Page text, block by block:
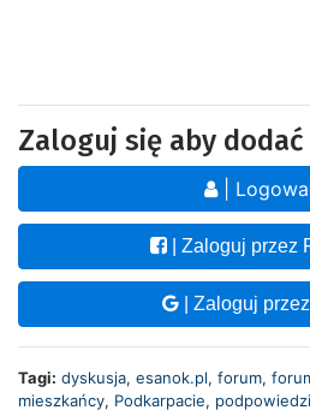
Zaloguj się aby
|
| Zaloguj przez
| Zaloguj
Tagi: dyskusja, esanok.pl, forum,
mieszkańcy, Podkarpacie, podpowiedzi